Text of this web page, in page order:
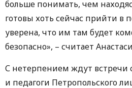
больше понимать, чем
готовы хоть сейчас прийти в
уверена, что им там будет
безопасно», – считает
С нетерпением ждут встречи
и педагоги Петропольского